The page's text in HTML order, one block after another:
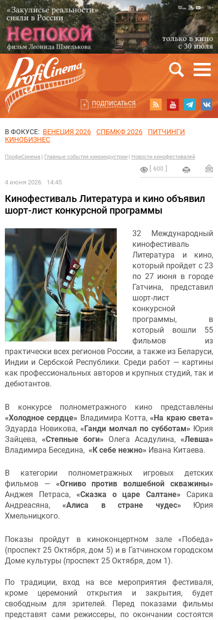
ПОДПИСАТЬСЯ
В ФОКУСЕ: ВЕНЕЦИЯ 2026 СПБМКФ 2026
ПИТЧИНГИ
КИНОБИЗНЕС
ПрофиСинема Главные события киноиндустрии Новости кинофестивалей
600
4 июня 2026 14:45
Кинофестиваль Литература и кино объявил
шорт-лист конкурсной программы
32 Международный
кинофестиваль
Литература и кино,
который пройдет с 23
по 27 июня в городе
Гатчина, представил
шорт-лист
конкурсной
программы, в
который вошли 55
фильмов из
практически всех регионов России, а также из Беларуси,
Индии и Сербской Республики. Среди работ — картины
как профессиональных авторов и крупных студий, так и
дебютантов.
В конкурсе полнометражного кино представлены
«Холодное сердце» Владимира Котта,«На краю света»
Эдуарда Новикова, «Ганди молчал по субботам» Юрия
Зайцева, «Степные боги» Олега Асадулина, «Левша»
Владимира Беседина, «К себе нежно» Ивана Китаева.
В категории полнометражных игровых детских
фильмов —«Огниво против волшебной скважины»
Анджея Петраса, «Сказка о царе Салтане» Сарика
Андреасяна,«Алиса в стране чудес»
Юрия
Хмельницкого.
Показы пройдут в киноконцертном зале «Победа»
(проспект 25 Октября, дом 5) и в Гатчинском городском
Доме культуры (проспект 25 Октября, дом 1).
По традиции, вход на все мероприятия фестиваля,
кроме церемоний открытия и закрытия, будет
свободным для зрителей. Перед показами фильмы
представят сами режиссеры, по окончании состоятся